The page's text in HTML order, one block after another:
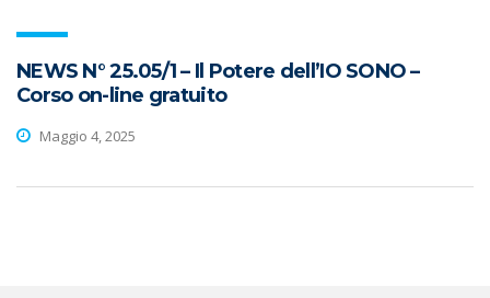
NEWS N° 25.05/1 – Il Potere dell’IO SONO –
Corso on-line gratuito
Maggio 4, 2025